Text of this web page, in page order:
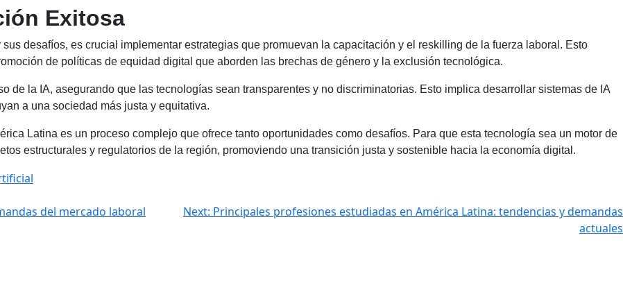
Exitosa
desafíos, es crucial implementar estrategias que promuevan la capacitación y el reskilling de la fuerza laboral. Esto
de políticas de equidad digital que aborden las brechas de género y la exclusión tecnológica.
de la IA, asegurando que las tecnologías sean transparentes y no discriminatorias. Esto implica desarrollar sistemas de IA
a una sociedad más justa y equitativa.
Latina es un proceso complejo que ofrece tanto oportunidades como desafíos. Para que esta tecnología sea un motor de
estructurales y regulatorios de la región, promoviendo una transición justa y sostenible hacia la economía digital.
del mercado laboral
Next: Principales profesiones estudiadas en América Latina: tendencias y demandas
actuales